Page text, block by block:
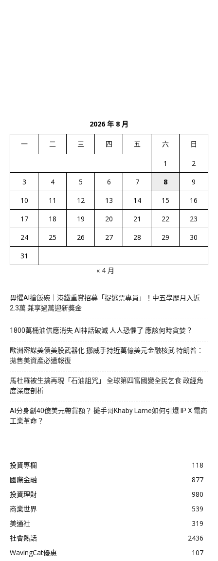
2026 年 8 月
一 二 三 四 五 六 日
1
2
3
4 5 6 7 8
9
10
11 12 13 14 15
16
17
18 19 20 21 22
23
24
25 26 27 28 29
30
31
« 4 月
毋懼AI搶飯碗｜港鐵重賞招募「捉逃票專員」！中五學歷月入近
2.3萬 兼享過萬迎新獎金
1800萬桶油供應消失 AI神話破滅 人人恐懼了 應該何時貪婪？
歐洲密謀美債美股武器化 挪威手持近萬億美元金融核武 特朗普：
拋售美資產必遭報復
馬杜羅被生擒再現「石油詛咒」 全球第四富國變全民乞食 政經角
度深度剖析
AI分身創40億美元帶貨額？ 攤手哥Khaby Lame如何引爆 IP X 電商
工業革命？
投資專欄
118
國際金融
877
投資理財
980
商業世界
539
美通社
319
社會熱話
2436
WavingCat優惠
107